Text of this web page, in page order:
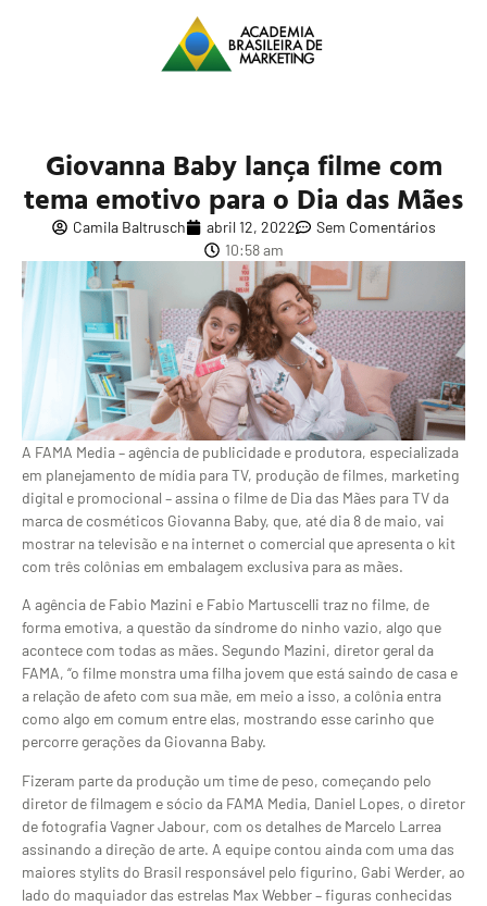
Giovanna Baby lança filme com
tema emotivo para o Dia das Mães
Camila Baltrusch abril 12, 2022
Sem Comentários
10:58 am
A FAMA Media – agência de publicidade e produtora, especializada
em planejamento de mídia para TV, produção de filmes, marketing
digital e promocional – assina o filme de Dia das Mães para TV da
marca de cosméticos Giovanna Baby, que, até dia 8 de maio, vai
mostrar na televisão e na internet o comercial que apresenta o kit
com três colônias em embalagem exclusiva para as mães.
A agência de Fabio Mazini e Fabio Martuscelli traz no filme, de
forma emotiva, a questão da síndrome do ninho vazio, algo que
acontece com todas as mães. Segundo Mazini, diretor geral da
FAMA, “o filme monstra uma filha jovem que está saindo de casa e
a relação de afeto com sua mãe, em meio a isso, a colônia entra
como algo em comum entre elas, mostrando esse carinho que
percorre gerações da Giovanna Baby.
Fizeram parte da produção um time de peso, começando pelo
diretor de filmagem e sócio da FAMA Media, Daniel Lopes, o diretor
de fotografia Vagner Jabour, com os detalhes de Marcelo Larrea
assinando a direção de arte. A equipe contou ainda com uma das
maiores stylits do Brasil responsável pelo figurino, Gabi Werder, ao
lado do maquiador das estrelas Max Webber – figuras conhecidas